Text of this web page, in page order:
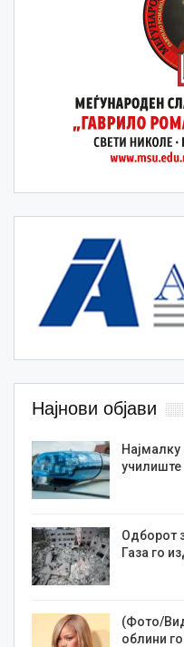
Најнови објави
училиште
Одборот
Газа го
(Фото/
облини